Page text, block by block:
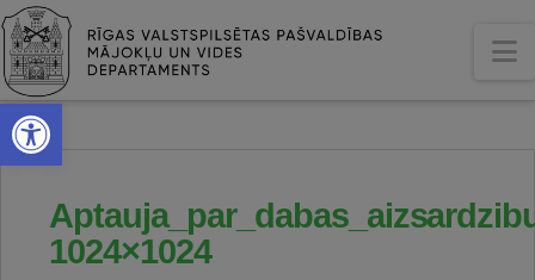
Open toolbar
1024×1024